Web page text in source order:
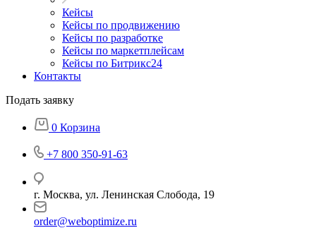
Кейсы
Кейсы по продвижению
Кейсы по разработке
Кейсы по маркетплейсам
Кейсы по Битрикс24
Контакты
Подать заявку
0 Корзина
+7 800 350-91-63
г. Москва, ул. Ленинская Слобода, 19
order@weboptimize.ru